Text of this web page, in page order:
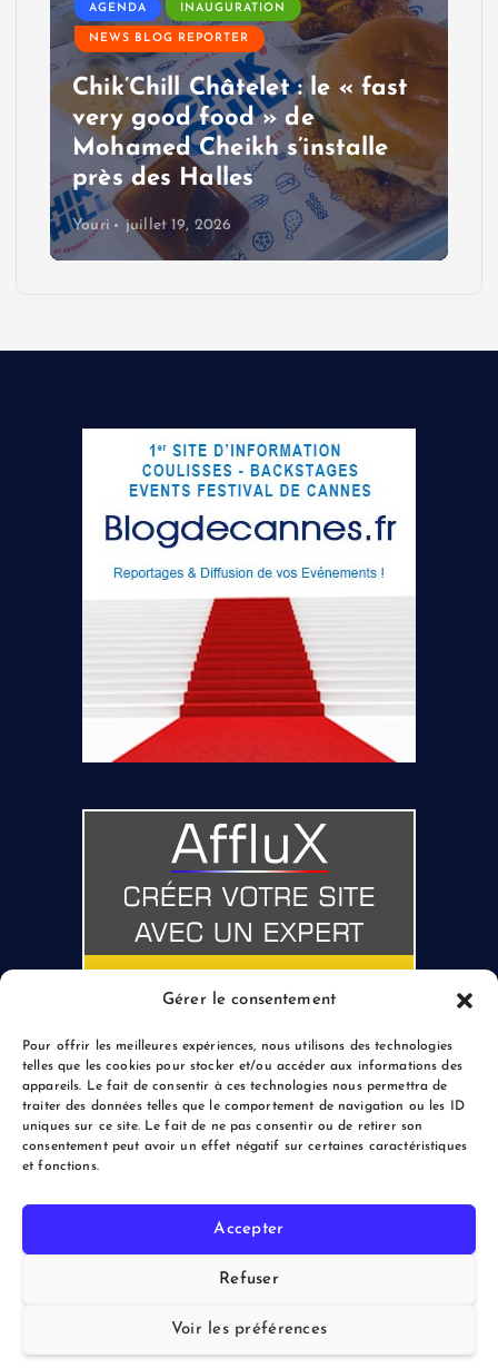
Gérer le consentement
Pour offrir les meilleures expériences, nous utilisons des technologies
telles que les cookies pour stocker et/ou accéder aux informations des
appareils. Le fait de consentir à ces technologies nous permettra de
traiter des données telles que le comportement de navigation ou les ID
uniques sur ce site. Le fait de ne pas consentir ou de retirer son
consentement peut avoir un effet négatif sur certaines caractéristiques
et fonctions.
Accepter
Refuser
Voir les préférences
AGENDA INAUGURATION
NEWS BLOG REPORTER
Chik’Chill Châtelet : le « fast
very good food » de
Mohamed Cheikh s’installe
près des Halles
Youri juillet 19, 2026
Copyright © 2026 le Blogreporter | Powered by Afflux.info